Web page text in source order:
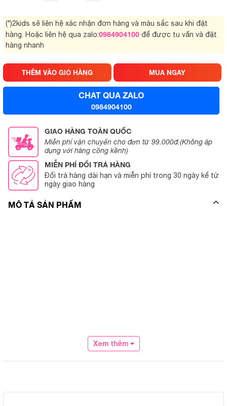
(*)2kids sẽ liên hệ xác nhận đơn hàng và màu sắc sau khi đặt
hàng. Hoặc liên hệ qua zalo:0984904100 để được tu vấn và đặt
hàng nhanh
THÊM VÀO GIỎ HÀNG MUA NGAY
CHAT QUA ZALO
0984904100
GIAO HÀNG TOÀN QUỐC
Miễn phí vận chuyển cho đơn từ 99.000đ.(Không áp
dụng với hàng cồng kềnh)
MIỄN PHÍ ĐỔI TRẢ HÀNG
Đổi trả hàng dài hạn và miễn phí trong 30 ngày kể từ
ngày giao hàng
MÔ TẢ SẢN PHẨM
Xem thêm